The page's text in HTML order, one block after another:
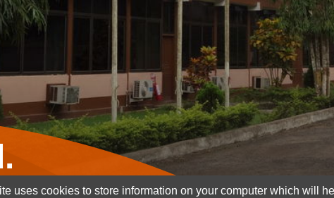
uses cookies to store information on your computer which will